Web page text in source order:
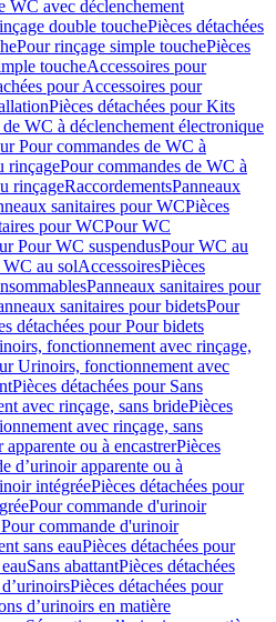
WC avec déclenchement
double touchePièces détachées
Pour rinçage simple touchePièces
toucheAccessoires pour
pour Accessoires pour
Pièces détachées pour Kits
WC à déclenchement électronique
Pour commandes de WC à
rinçagePour commandes de WC à
rinçageRaccordementsPanneaux
sanitaires pour WCPièces
pour WCPour WC
Pour WC suspendusPour WC au
WC au solAccessoiresPièces
Panneaux sanitaires pour
sanitaires pour bidetsPour
détachées pour Pour bidets
fonctionnement avec rinçage,
Urinoirs, fonctionnement avec
Pièces détachées pour Sans
avec rinçage, sans bridePièces
avec rinçage, sans
ou à encastrerPièces
d’urinoir apparente ou à
intégréePièces détachées pour
Pour commande d'urinoir
commande d'urinoir
sans eauPièces détachées pour
Sans abattantPièces détachées
Pièces détachées pour
d’urinoirs en matière